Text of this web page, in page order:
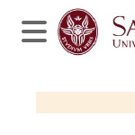
Salta al contenido
Panel lateral